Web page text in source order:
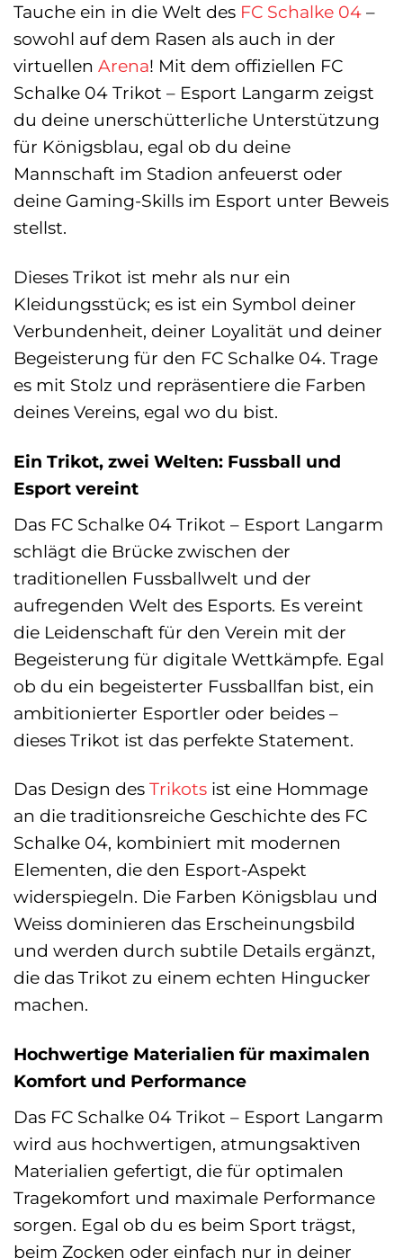
Tauche ein in die Welt des FC Schalke 04 –
sowohl auf dem Rasen als auch in der
virtuellen Arena! Mit dem offiziellen FC
Schalke 04 Trikot – Esport Langarm zeigst
du deine unerschütterliche Unterstützung
für Königsblau, egal ob du deine
Mannschaft im Stadion anfeuerst oder
deine Gaming-Skills im Esport unter Beweis
stellst.
Dieses Trikot ist mehr als nur ein
Kleidungsstück; es ist ein Symbol deiner
Verbundenheit, deiner Loyalität und deiner
Begeisterung für den FC Schalke 04. Trage
es mit Stolz und repräsentiere die Farben
deines Vereins, egal wo du bist.
Ein Trikot, zwei Welten: Fussball und
Esport vereint
Das FC Schalke 04 Trikot – Esport Langarm
schlägt die Brücke zwischen der
traditionellen Fussballwelt und der
aufregenden Welt des Esports. Es vereint
die Leidenschaft für den Verein mit der
Begeisterung für digitale Wettkämpfe. Egal
ob du ein begeisterter Fussballfan bist, ein
ambitionierter Esportler oder beides –
dieses Trikot ist das perfekte Statement.
Das Design des Trikots ist eine Hommage
an die traditionsreiche Geschichte des FC
Schalke 04, kombiniert mit modernen
Elementen, die den Esport-Aspekt
widerspiegeln. Die Farben Königsblau und
Weiss dominieren das Erscheinungsbild
und werden durch subtile Details ergänzt,
die das Trikot zu einem echten Hingucker
machen.
Hochwertige Materialien für maximalen
Komfort und Performance
Das FC Schalke 04 Trikot – Esport Langarm
wird aus hochwertigen, atmungsaktiven
Materialien gefertigt, die für optimalen
Tragekomfort und maximale Performance
sorgen. Egal ob du es beim Sport trägst,
beim Zocken oder einfach nur in deiner